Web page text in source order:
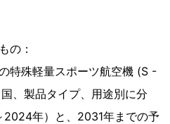
の：
特殊軽量スポーツ航空機 (S -
、製品タイプ、用途別に分
年）と、2031年までの予